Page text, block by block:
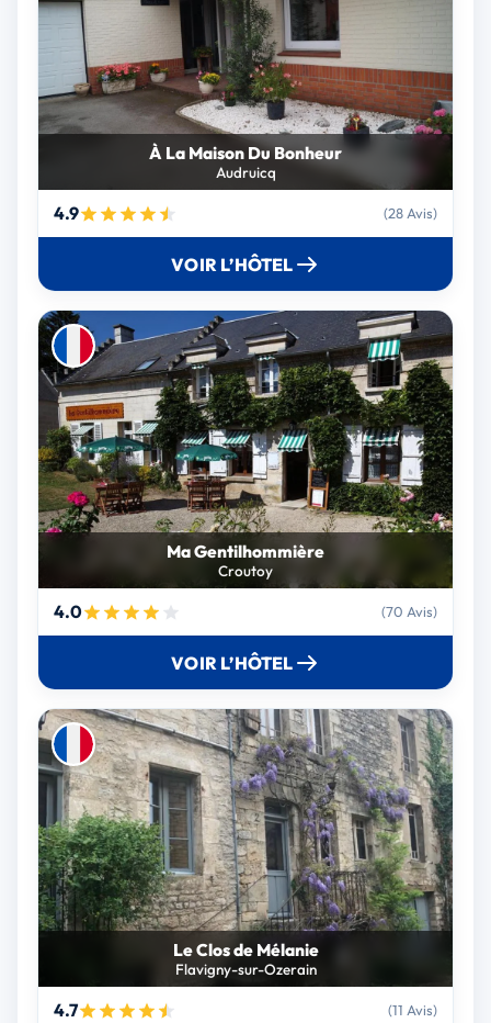
À La Maison Du Bonheur
Audruicq
4.9 (28 Avis)
VOIR L’HÔTEL
Ma Gentilhommière
Croutoy
4.0 (70 Avis)
VOIR L’HÔTEL
Le Clos de Mélanie
Flavigny-sur-Ozerain
4.7 (11 Avis)